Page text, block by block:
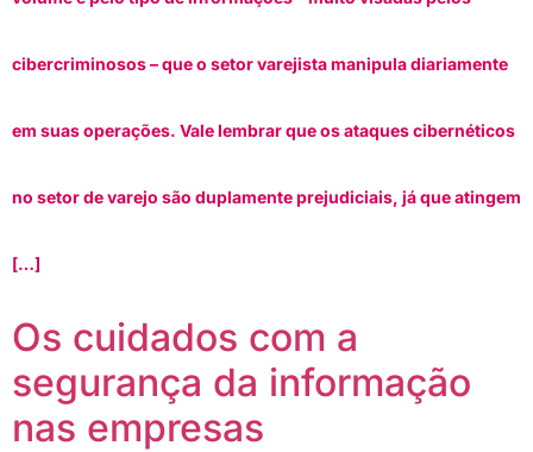
cibercriminosos – que o setor varejista manipula diariamente
em suas operações. Vale lembrar que os ataques cibernéticos
no setor de varejo são duplamente prejudiciais, já que atingem
[…]
Os cuidados com a
segurança da informação
nas empresas